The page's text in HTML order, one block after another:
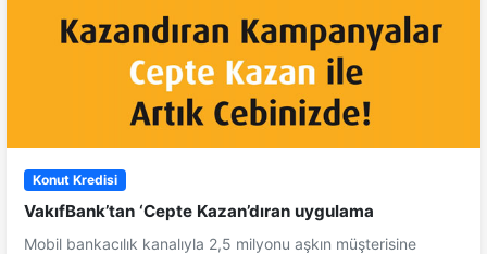
Konut Kredisi
VakıfBank’tan ‘Cepte Kazan’dıran uygulama
Mobil bankacılık kanalıyla 2,5 milyonu aşkın müşterisine